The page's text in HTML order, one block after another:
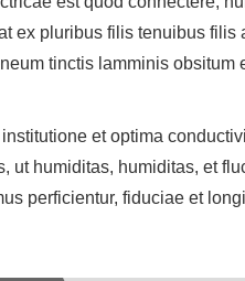
ex pluribus filis tenuibus filis
tinctis lamminis obsitum
et optima
humiditas, humiditas, et
perficientur, fiduciae et